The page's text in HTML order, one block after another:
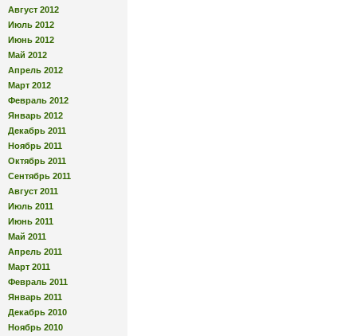
Август 2012
Июль 2012
Июнь 2012
Май 2012
Апрель 2012
Март 2012
Февраль 2012
Январь 2012
Декабрь 2011
Ноябрь 2011
Октябрь 2011
Сентябрь 2011
Август 2011
Июль 2011
Июнь 2011
Май 2011
Апрель 2011
Март 2011
Февраль 2011
Январь 2011
Декабрь 2010
Ноябрь 2010